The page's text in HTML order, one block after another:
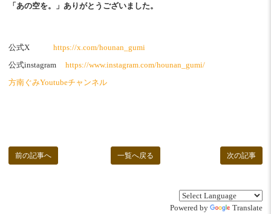
「あの空を。」ありがとうございました。
公式X https://x.com/hounan_gumi
公式instagram https://www.instagram.com/hounan_gumi/
方南ぐみYoutubeチャンネル
次の記事
一覧へ戻る
前の記事へ
Powered by Translate